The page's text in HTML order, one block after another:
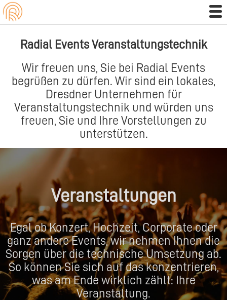
Radial Events Veranstaltungstechnik
Wir freuen uns, Sie bei Radial Events
begrüßen zu dürfen. Wir sind ein lokales,
Dresdner Unternehmen für
Veranstaltungstechnik und würden uns
freuen, Sie und Ihre Vorstellungen zu
unterstützen.
Veranstaltungen
Egal ob Konzert, Hochzeit, Corporate oder
ganz andere Events, wir nehmen Ihnen die
Sorgen über die technische Umsetzung ab.
So können Sie sich auf das konzentrieren,
was am Ende wirklich zählt: Ihre
Veranstaltung.